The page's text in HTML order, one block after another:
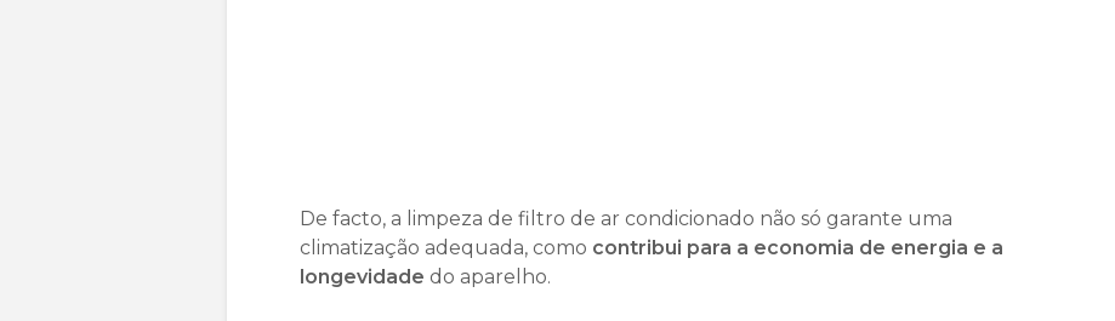
De facto, a limpeza de filtro de ar condicionado não só garante uma
climatização adequada, como contribui para a economia de energia e a
longevidade do aparelho.